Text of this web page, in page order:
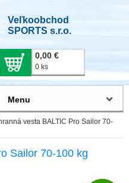
Veľkoobchod
SPORTS s.r.o.
0,00 €
0 ks
vesta BALTIC Pro Sailor 70-
Sailor 70-100 kg
Menu